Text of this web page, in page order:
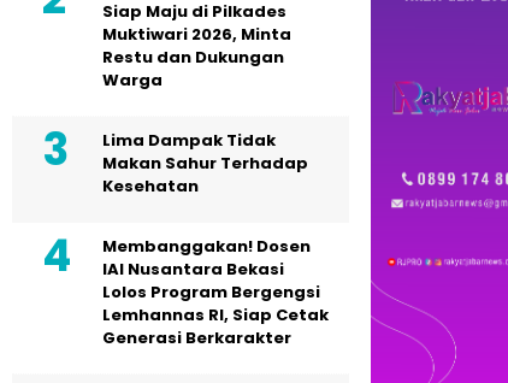
Siap Maju di Pilkades
Muktiwari 2026, Minta
Restu dan Dukungan
Warga
Lima Dampak Tidak
Makan Sahur Terhadap
Kesehatan
Membanggakan! Dosen
IAI Nusantara Bekasi
Lolos Program Bergengsi
Lemhannas RI, Siap Cetak
Generasi Berkarakter